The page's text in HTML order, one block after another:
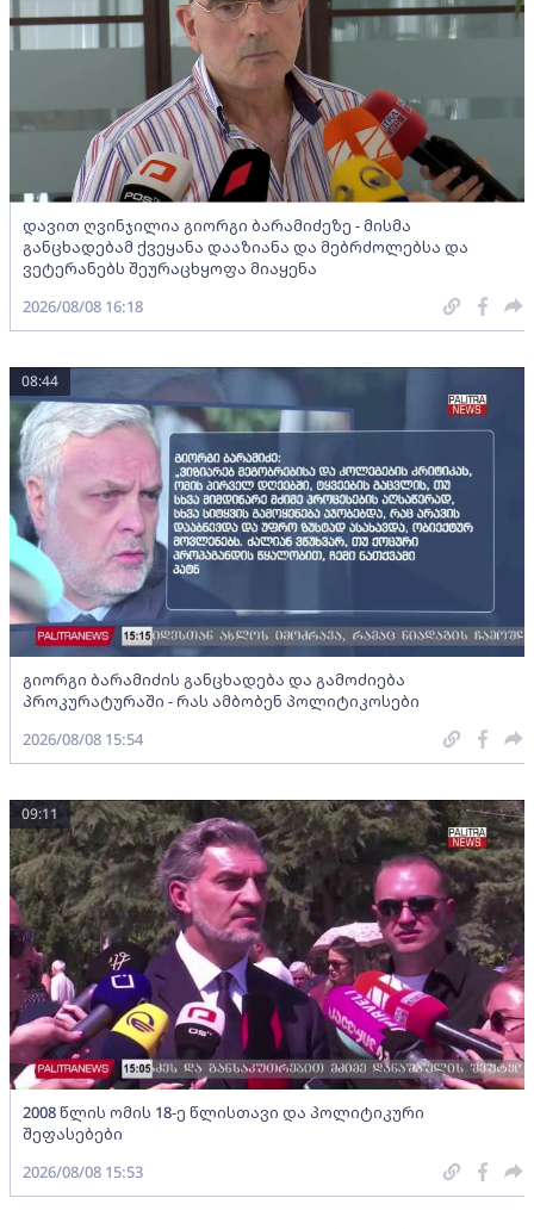
დავით ღვინჯილია გიორგი ბარამიძეზე - მისმა
განცხადებამ ქვეყანა დააზიანა და მებრძოლებსა და
ვეტერანებს შეურაცხყოფა მიაყენა
2026/08/08 16:18
გიორგი ბარამიძის განცხადება და გამოძიება
პროკურატურაში - რას ამბობენ პოლიტიკოსები
08:44
2026/08/08 15:54
2008 წლის ომის 18-ე წლისთავი და პოლიტიკური
შეფასებები
09:11
2026/08/08 15:53